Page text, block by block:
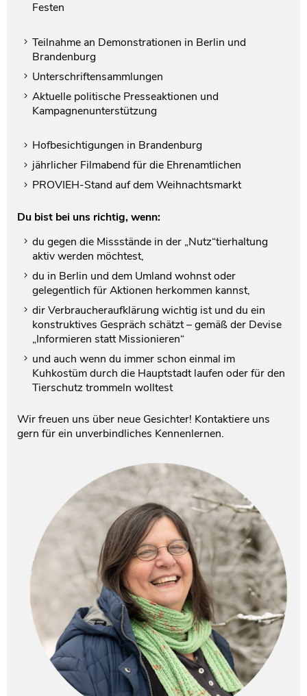
Festen
Teilnahme an Demonstrationen in Berlin und
Brandenburg
Unterschriftensammlungen
Aktuelle politische Presseaktionen und
Kampagnenunterstützung
Hofbesichtigungen in Brandenburg
jährlicher Filmabend für die Ehrenamtlichen
PROVIEH-Stand auf dem Weihnachtsmarkt
Du bist bei uns richtig, wenn:
du gegen die Missstände in der „Nutz“tierhaltung
aktiv werden möchtest,
du in Berlin und dem Umland wohnst oder
gelegentlich für Aktionen herkommen kannst,
dir Verbraucheraufklärung wichtig ist und du ein
konstruktives Gespräch schätzt – gemäß der Devise
„Informieren statt Missionieren“
und auch wenn du immer schon einmal im
Kuhkostüm durch die Hauptstadt laufen oder für den
Tierschutz trommeln wolltest
Wir freuen uns über neue Gesichter! Kontaktiere uns
gern für ein unverbindliches Kennenlernen.